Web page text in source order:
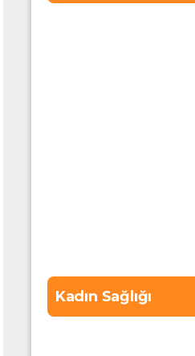
Kadın Sağlığı